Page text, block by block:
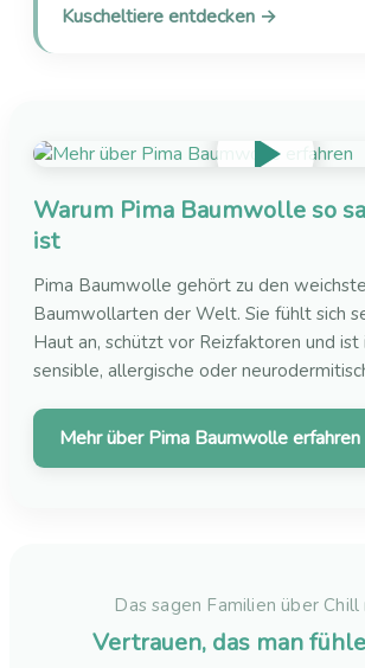
Kuscheltiere entdecken →
Warum Pima Baumwolle so
ist
Pima Baumwolle gehört zu den
Baumwollarten der Welt. Sie fühlt sich
Haut an, schützt vor Reizfaktoren und ist
sensible, allergische oder
Mehr über Pima Baumwolle erfahren
Das sagen Familien über
Vertrauen, das man